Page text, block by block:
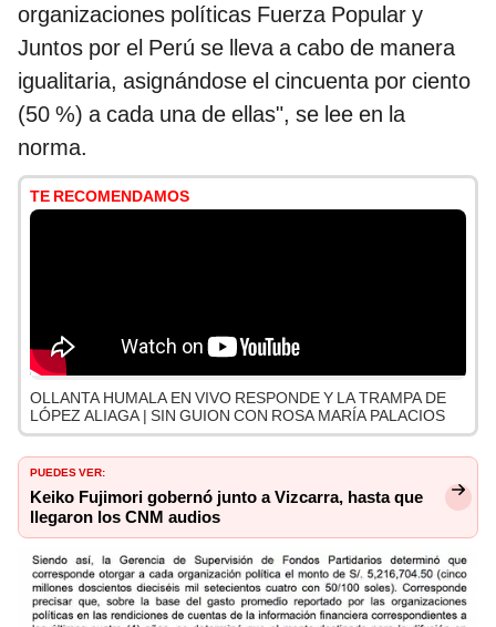
organizaciones políticas Fuerza Popular y
Juntos por el Perú se lleva a cabo de manera
igualitaria, asignándose el cincuenta por ciento
(50 %) a cada una de ellas", se lee en la
norma.
TE RECOMENDAMOS
OLLANTA HUMALA EN VIVO RESPONDE Y LA TRAMPA DE
LÓPEZ ALIAGA | SIN GUION CON ROSA MARÍA PALACIOS
PUEDES VER:
Keiko Fujimori gobernó junto a Vizcarra, hasta que
llegaron los CNM audios